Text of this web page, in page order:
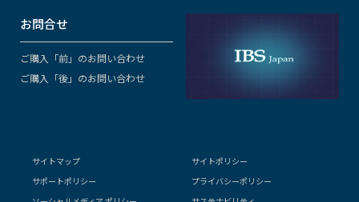
お問合せ
ご購入「前」のお問い合わせ
ご購入「後」のお問い合わせ
サイトマップ
サイトポリシー
サポートポリシー
プライバシーポリシー